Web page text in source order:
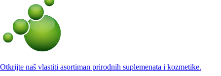
Otkrijte naš vlastiti asortiman prirodnih suplemenata i kozmetike.